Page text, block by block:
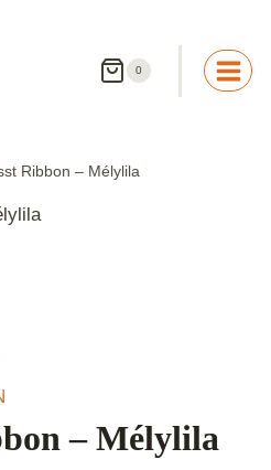
0
Ribbon – Mélylila
– Mélylila